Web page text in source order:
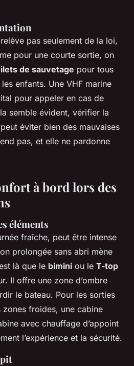
pas seulement de la loi,
pour une courte sortie, on
de sauvetage pour tous
enfants. Une VHF marine
pour appeler en cas de
semble évident, vérifier la
éviter bien des mauvaises
pas, et elle ne pardonne
à bord lors des
éléments
fraîche, peut être intense
prolongée sans abri mène
là que le bimini ou le T-top
Il offre une zone d’ombre
le bateau. Pour les sorties
zones froides, une cabine
avec chauffage d’appoint
l’expérience et la sécurité.